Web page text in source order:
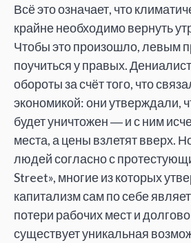
Всё это означает, что
крайне необходимо вернуть
Чтобы это произошло, левым
поучиться у правых.
обороты за счёт того, что
экономикой: они утверждали,
будет уничтожен ― и с ним
места, а цены взлетят вверх.
людей согласно с
Street», многие из которых
капитализм сам по себе
потери рабочих мест и
существует уникальная